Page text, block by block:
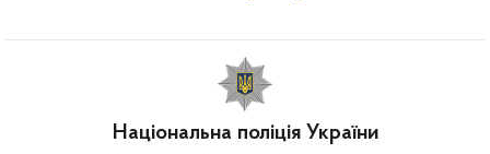
Національна поліція України